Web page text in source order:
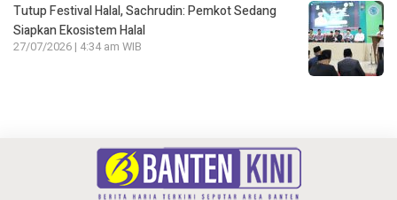
Tutup Festival Halal, Sachrudin: Pemkot Sedang
Siapkan Ekosistem Halal
27/07/2026 | 4:34 am WIB